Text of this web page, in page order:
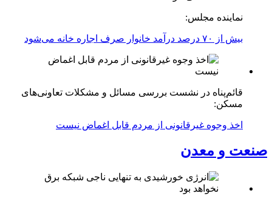
نماینده مجلس:
بیش از ۷۰ درصد درآمد خانوار صرف اجاره خانه می‌شود
قائم‌پناه در نشست بررسی مسائل و مشکلات تعاونی‌های
مسکن:
اخذ وجوه غیرقانونی از مردم قابل اغماض نیست
صنعت و معدن